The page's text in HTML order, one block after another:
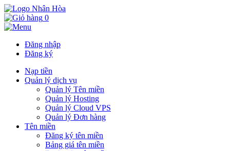
0
Đăng nhập
Đăng ký
Nạp tiền
Quản lý dịch vụ
Quản lý Tên miền
Quản lý Hosting
Quản lý Cloud VPS
Quản lý Đơn hàng
Tên miền
Đăng ký tên miền
Bảng giá tên miền